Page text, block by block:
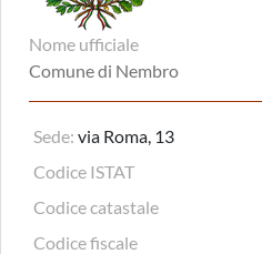
Nome ufficiale
Comune di Nembro
Sede: via Roma, 13
Codice ISTAT
Codice catastale
Codice fiscale